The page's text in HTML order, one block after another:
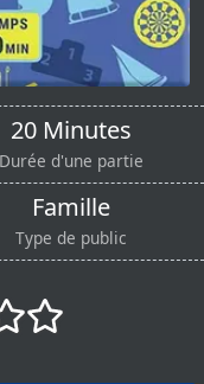
20 Minutes
Durée d'une partie
Famille
Type de public
()
()